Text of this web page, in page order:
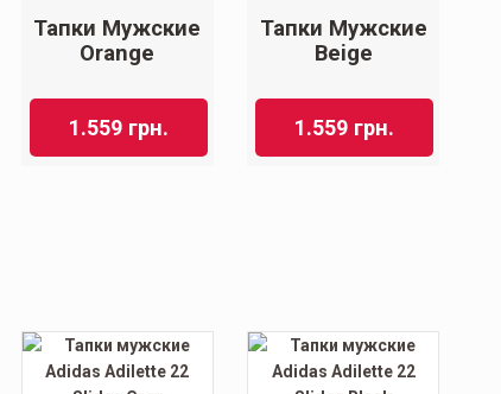
Тапки Мужские
Orange
1.559 грн.
Тапки Мужские
Beige
1.559 грн.